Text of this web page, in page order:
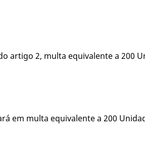
artigo 2, multa equivalente a 200
em multa equivalente a 200